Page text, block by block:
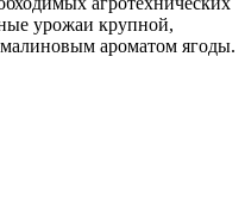
урожаи крупной,
ароматом ягоды.